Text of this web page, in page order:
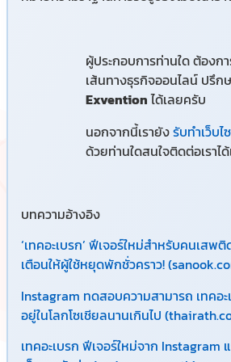
ผู้ประกอบการท่านใด ต้องก
เส้นทางธุรกิจออนไลน์ ปรึก
Exventionได้เลยครับ
นอกจากนี้เรายังรับทำเว็บไ
ด้วยท่านใดสนใจติดต่อเราไ
บทความอ้างอิง
‘เทคอะเบรก’ ฟีเจอร์ใหม่สำหรับคนเสพ
เตือนให้ผู้ใช้หยุดพักชั่วคราว!
Instagram ทดสอบความสามารถ เทคอะ
อยู่ในโลกโซเชียลนานเกินไป
เทคอะเบรก ฟีเจอร์ใหม่จาก